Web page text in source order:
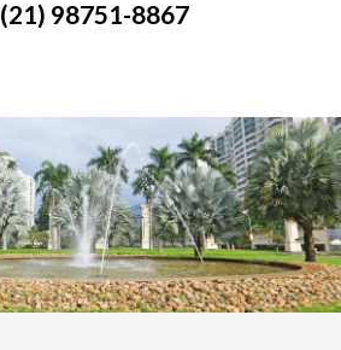
(21) 98751-8867